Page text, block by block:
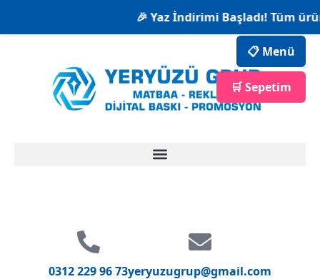
🎉 Yaz İndirimi Başladı! Tüm
0312 229 96 73yeryuzugrup@gmail.com
📋 Menü
🛒 Sepetim